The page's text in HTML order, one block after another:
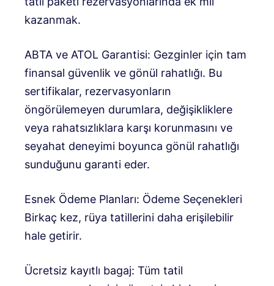
kazanmak.
ABTA ve ATOL Garantisi: Gezginler için tam
finansal güvenlik ve gönül rahatlığı. Bu
sertifikalar, rezervasyonların
öngörülemeyen durumlara, değişikliklere
veya rahatsızlıklara karşı korunmasını ve
seyahat deneyimi boyunca gönül rahatlığı
sunduğunu garanti eder.
Esnek Ödeme Planları: Ödeme Seçenekleri
Birkaç kez, rüya tatillerini daha erişilebilir
hale getirir.
Ücretsiz kayıtlı bagaj: Tüm tatil